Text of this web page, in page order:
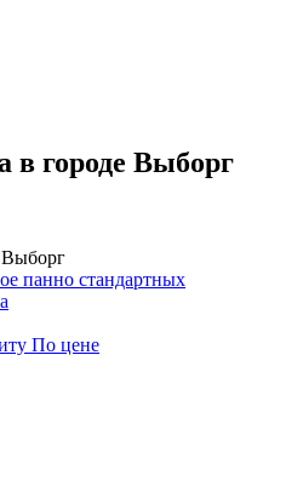
в городе Выборг
Выборг
панно стандартных
По цене